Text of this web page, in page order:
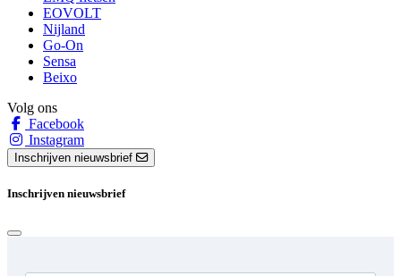
EOVOLT
Nijland
Go-On
Sensa
Beixo
Volg ons
Facebook
Instagram
Inschrijven nieuwsbrief
Inschrijven nieuwsbrief